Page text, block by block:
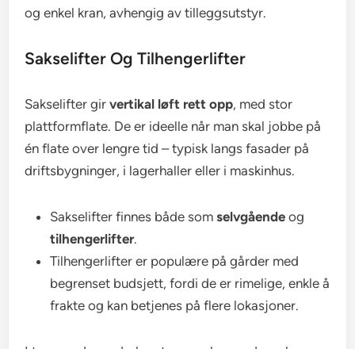
og enkel kran, avhengig av tilleggsutstyr.
Sakselifter Og Tilhengerlifter
Sakselifter girvertikal løft rett opp, med stor
plattformflate. De er ideelle når man skal jobbe på
én flate over lengre tid – typisk langs fasader på
driftsbygninger, i lagerhaller eller i maskinhus.
Sakselifter finnes både somselvgående og
tilhengerlifter.
Tilhengerlifter er populære på gårder med
begrenset budsjett, fordi de er rimelige, enkle å
frakte og kan betjenes på flere lokasjoner.